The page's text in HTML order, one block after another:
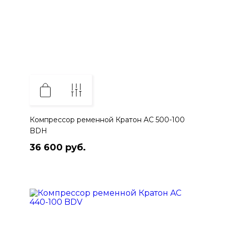
Компрессор ременной Кратон AC 500-100
BDH
36 600 руб.